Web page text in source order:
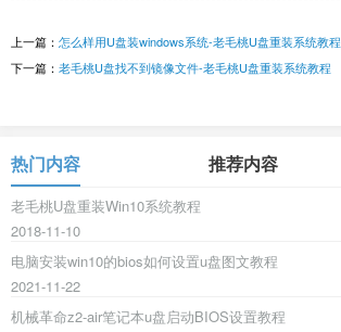
上一篇： 怎么样用U盘装windows系统-老毛桃U盘重装系统教程
下一篇： 老毛桃U盘找不到镜像文件-老毛桃U盘重装系统教程
热门内容 推荐内容
老毛桃U盘重装Win10系统教程
2018-11-10
电脑安装win10的bios如何设置u盘图文教程
2021-11-22
机械革命z2-air笔记本u盘启动BIOS设置教程